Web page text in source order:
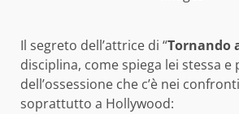
Il segreto dell’attrice di “Tornando
disciplina, come spiega lei stessa e
dell’ossessione che c’è nei
soprattutto a Hollywood: